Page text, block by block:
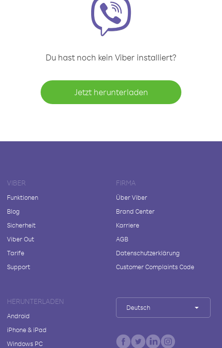
Du hast noch kein Viber installiert?
Jetzt herunterladen
VIBER
Funktionen
Blog
Sicherheit
Viber Out
Tarife
Support
FIRMA
Über Viber
Brand Center
Karriere
AGB
Datenschutzerklärung
Customer Complaints Code
HERUNTERLADEN
Android
iPhone & iPad
Windows PC
Deutsch